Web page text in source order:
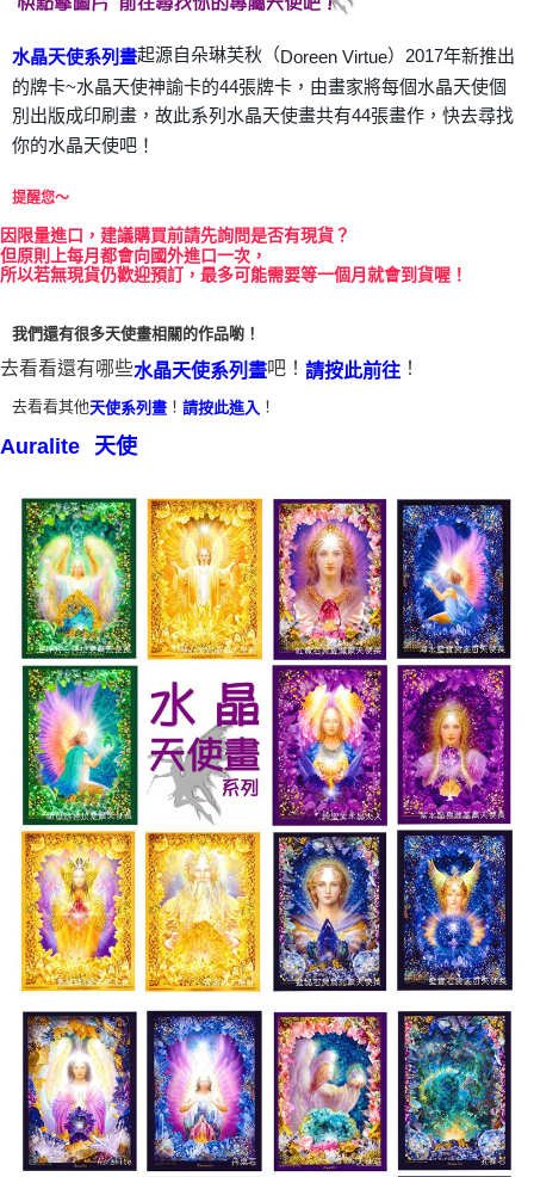
運送方式
全家取貨付款
每筆NT$80，滿NT$3,000(含以上)免運費
7-11取貨付款
每筆NT$80，滿NT$3,000(含以上)免運費
賣家宅配幫您送（台灣）
每筆NT$80，滿NT$3,000(含以上)免運費
郵局幫你送（離島）
付款後門市自取
水晶天使系列畫起源自朵琳芙秋（Doreen Virtue）2017年新推出
的牌卡~水晶天使神諭卡的44張牌卡，由畫家將每個水晶天使個
別出版成印刷畫，故此系列水晶天使畫共有44張畫作，快去尋找
你的水晶天使吧！
提醒您～
因 限量進口，建議購買前請先詢問是否有現貨？
但原則上每月都會向國外進口一次，
所以若無現貨仍歡迎預訂，最多可能需要等一個月就會到貨喔！
我們還有很多天使畫相關的作品喲！
去看看還有哪些水晶天使系列畫吧！ 請按此前往 ！
去看看其他天使系列畫 ！ 請按此進入 ！
Auralite 天使